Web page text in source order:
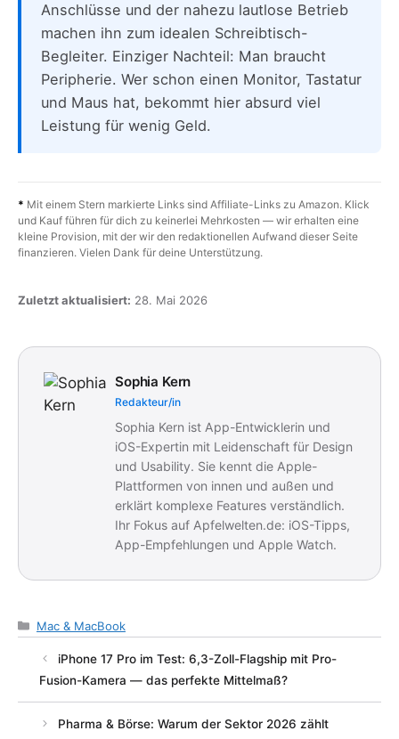
Anschlüsse und der nahezu lautlose Betrieb
machen ihn zum idealen Schreibtisch-
Begleiter. Einziger Nachteil: Man braucht
Peripherie. Wer schon einen Monitor, Tastatur
und Maus hat, bekommt hier absurd viel
Leistung für wenig Geld.
* Mit einem Stern markierte Links sind Affiliate-Links zu Amazon. Klick
und Kauf führen für dich zu keinerlei Mehrkosten — wir erhalten eine
kleine Provision, mit der wir den redaktionellen Aufwand dieser Seite
finanzieren. Vielen Dank für deine Unterstützung.
Zuletzt aktualisiert: 28. Mai 2026
Sophia Kern
Redakteur/in
Sophia Kern ist App-Entwicklerin und
iOS-Expertin mit Leidenschaft für Design
und Usability. Sie kennt die Apple-
Plattformen von innen und außen und
erklärt komplexe Features verständlich.
Ihr Fokus auf Apfelwelten.de: iOS-Tipps,
App-Empfehlungen und Apple Watch.
Kategorien
Mac & MacBook
iPhone 17 Pro im Test: 6,3-Zoll-Flagship mit Pro-
Fusion-Kamera — das perfekte Mittelmaß?
Pharma & Börse: Warum der Sektor 2026 zählt